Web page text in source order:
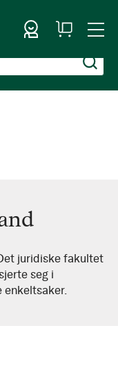
Logg inn
Handlekurv
juridiske fakultet
seg i
enkeltsaker.